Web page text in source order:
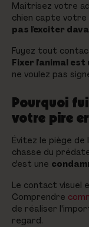
Maîtrisez votre
chien capte votre
pas l'exciter
Fuyez tout
Fixer l'animal
ne voulez pas
Pourquoi
votre pire
Évitez le piège
chasse du
c'est une
Le contact visuel
Comprendre
de réaliser
regard.